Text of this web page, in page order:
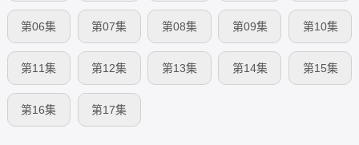
第06集 第07集 第08集 第09集 第10集
第11集 第12集 第13集 第14集 第15集
第16集 第17集